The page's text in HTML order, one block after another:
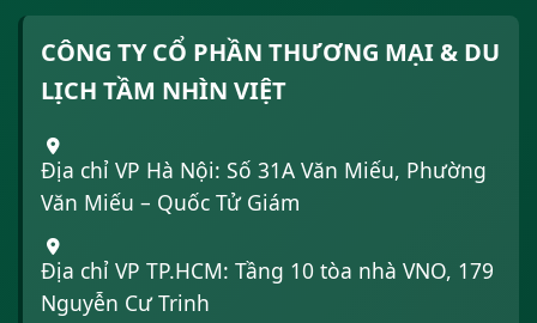
CÔNG TY CỔ PHẦN THƯƠNG MẠI & DU
LỊCH TẦM NHÌN VIỆT
Địa chỉ VP Hà Nội: Số 31A Văn Miếu, Phường
Văn Miếu – Quốc Tử Giám
Địa chỉ VP TP.HCM: Tầng 10 tòa nhà VNO, 179
Nguyễn Cư Trinh